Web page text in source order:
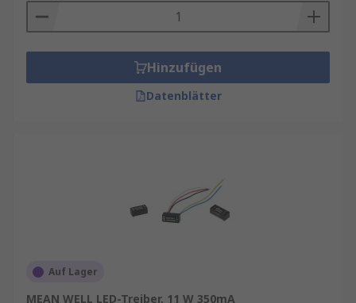
Hinzufügen
Datenblätter
Auf Lager
MEAN WELL LED-Treiber, 11 W 350mA